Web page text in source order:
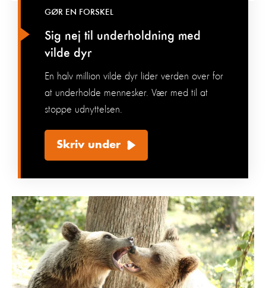
Sig nej til underholdning med
vilde dyr
GØR EN FORSKEL
En halv million vilde dyr lider verden over for
at underholde mennesker. Vær med til at
stoppe udnyttelsen.
Skriv under